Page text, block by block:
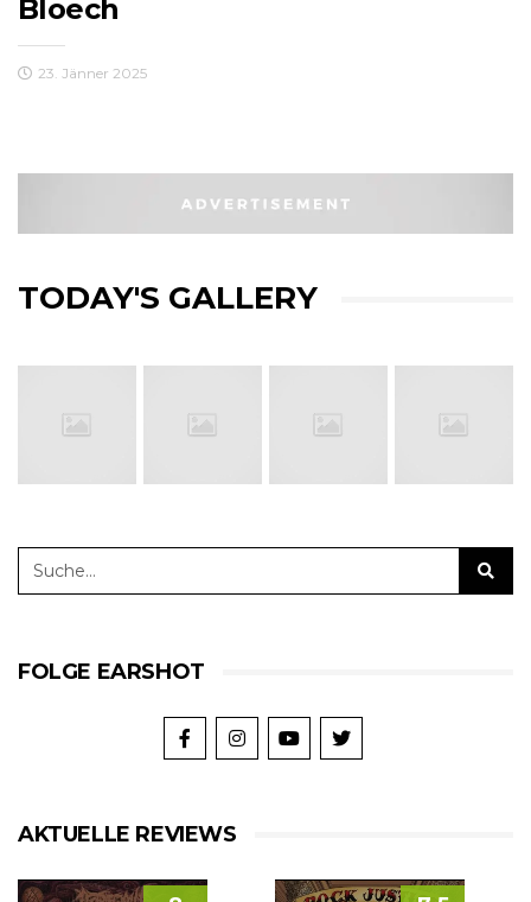
Bloech
23. Jänner 2025
TODAY'S GALLERY
FOLGE EARSHOT
AKTUELLE REVIEWS